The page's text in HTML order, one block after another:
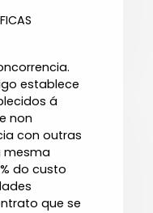
establece
á
non
con outras
mesma
do custo
que se